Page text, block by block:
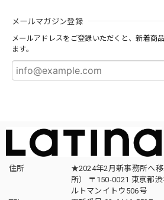
メールマガジン登録
メールアドレスをご登録いただくと、新着商
ます。
住所
★2024年2月新事務所へ
所） 〒150-0021 東京都
ルトマンイトウ506号